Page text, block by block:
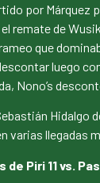
por Márquez
remate de
que
luego
Nono’s
Hidalgo
varias llegadas
de Piri 11 vs.